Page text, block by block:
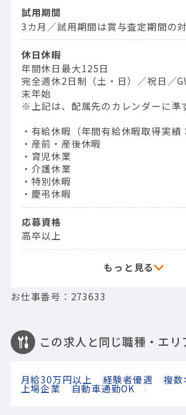
試用期間
3カ月／試用期間は賞与査定期間の
休日休暇
年間休日最大125日
完全週休2日制（土・日）／祝日／
末年始
※上記は、配属先のカレンダーに準
・有給休暇（年間有給休暇取得実績
・産前・産後休暇
・育児休業
・介護休業
・特別休暇
・慶弔休暇
応募資格
高卒以上
お仕事番号：273633
この求人と同じ職種・エ
月給30万円以上 経験者優遇 複数
上場企業 自動車通勤OK